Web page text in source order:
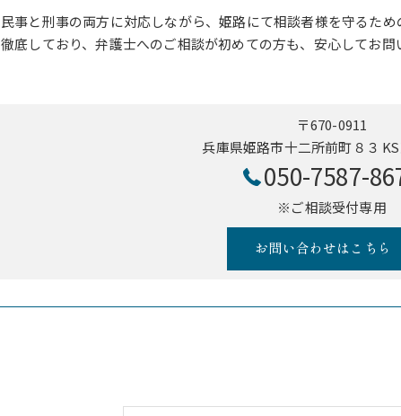
民事と刑事の両方に対応しながら、姫路にて相談者様を守るた
徹底しており、弁護士へのご相談が初めての方も、安心してお問
〒670-0911
兵庫県姫路市十二所前町８３
050-7587-
※ご相談受付専用
お問い合わせはこちら